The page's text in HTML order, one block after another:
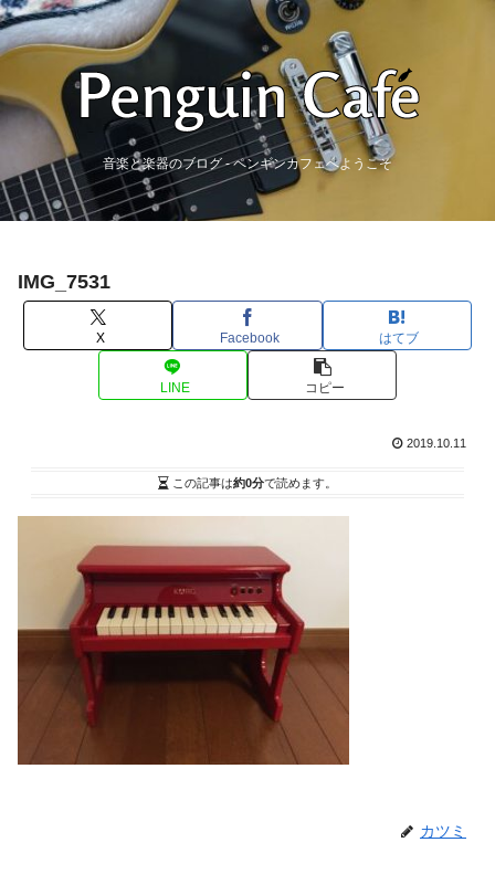
音楽と楽器のブログ - ペンギンカフェへようこそ
IMG_7531
X Facebook はてブ
LINE コピー
2019.10.11
この記事は約0分で読めます。
カツミ